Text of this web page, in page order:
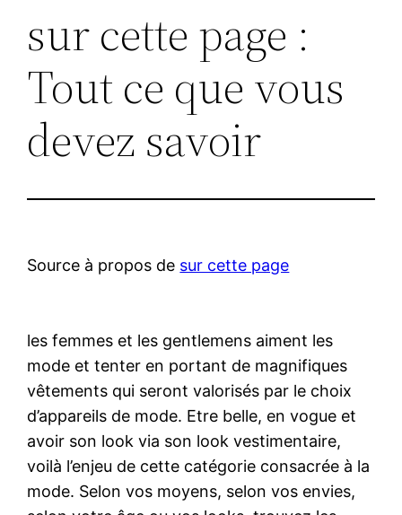
sur cette page :
Tout ce que vous
devez savoir
Source à propos de sur cette page
les femmes et les gentlemens aiment les
mode et tenter en portant de magnifiques
vêtements qui seront valorisés par le choix
d’appareils de mode. Etre belle, en vogue et
avoir son look via son look vestimentaire,
voilà l’enjeu de cette catégorie consacrée à la
mode. Selon vos moyens, selon vos envies,